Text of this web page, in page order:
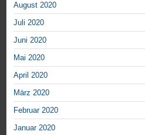
August 2020
Juli 2020
Juni 2020
Mai 2020
April 2020
März 2020
Februar 2020
Januar 2020